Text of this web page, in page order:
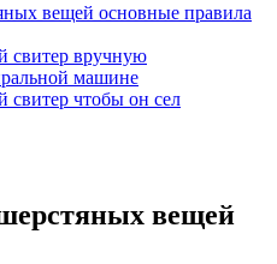
вещей основные правила
свитер вручную
машине
свитер чтобы он сел
вещей